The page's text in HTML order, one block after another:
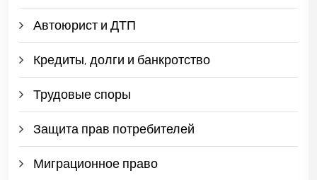
Автоюрист и ДТП
Кредиты, долги и банкротство
Трудовые споры
Защита прав потребителей
Миграционное право